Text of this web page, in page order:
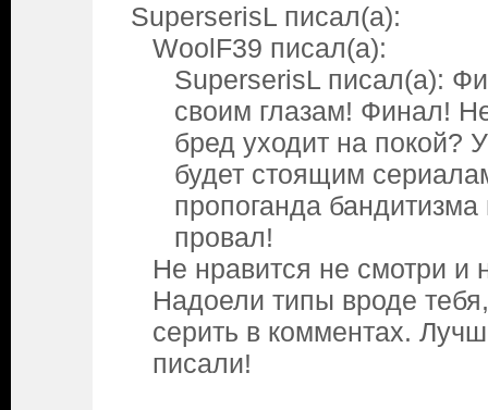
SuperserisL писал(а):
WoolF39 писал(а):
SuperserisL писал(а):
своим глазам! Финал!
бред уходит на покой?
будет стоящим
пропоганда бандитизма
провал!
Не нравится не смотри и
Надоели типы вроде
серить в комментах.
писали!